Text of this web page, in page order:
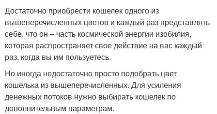
Достаточно приобрести кошелек одного из
вышеперечисленных цветов и каждый раз представлять
себе, что он – часть космической энергии изобилия,
которая распространяет свое действие на вас каждый
раз, когда вы им пользуетесь.
Но иногда недостаточно просто подобрать цвет
кошелька из вышеперечисленных. Для усиления
денежных потоков нужно выбирать кошелек по
дополнительным параметрам.